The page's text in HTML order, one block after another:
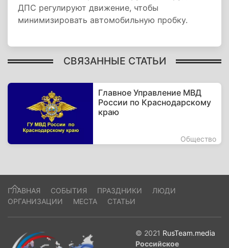
ДПС регулируют движение, чтобы
минимизировать автомобильную пробку.
СВЯЗАННЫЕ СТАТЬИ
Главное Управление МВД
России по Краснодарскому
краю
Общество
ГЛАВНАЯ СОБЫТИЯ ПРАЗДНИКИ
ЛЮДИ
ОРГАНИЗАЦИИ
МЕСТА СТАТЬИ
© 2021 RusTeam.media
Российское